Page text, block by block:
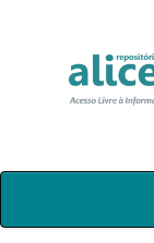
Skip